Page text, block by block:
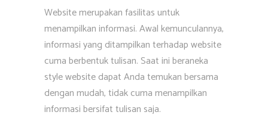
Website merupakan fasilitas untuk
menampilkan informasi. Awal kemunculannya,
informasi yang ditampilkan terhadap website
cuma berbentuk tulisan. Saat ini beraneka
style website dapat Anda temukan bersama
dengan mudah, tidak cuma menampilkan
informasi bersifat tulisan saja.